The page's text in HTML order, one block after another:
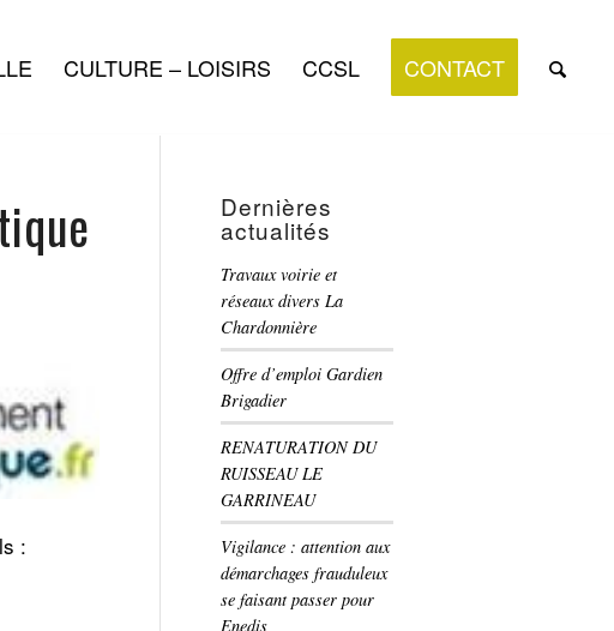
CULTURE – LOISIRS CCSL CONTACT
:
Dernières
actualités
Travaux voirie et
réseaux divers La
Chardonnière
Offre d’emploi Gardien
Brigadier
RENATURATION DU
RUISSEAU LE
GARRINEAU
Vigilance : attention aux
démarchages frauduleux
se faisant passer pour
Enedis